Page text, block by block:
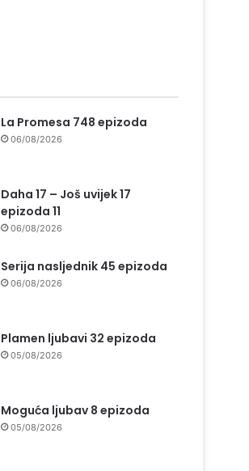
La Promesa 748 epizoda
06/08/2026
Daha 17 – Još uvijek 17
epizoda 11
06/08/2026
Serija nasljednik 45 epizoda
06/08/2026
Plamen ljubavi 32 epizoda
05/08/2026
Moguća ljubav 8 epizoda
05/08/2026